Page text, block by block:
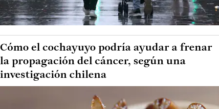
Cómo el cochayuyo podría ayudar a frenar
la propagación del cáncer, según una
investigación chilena